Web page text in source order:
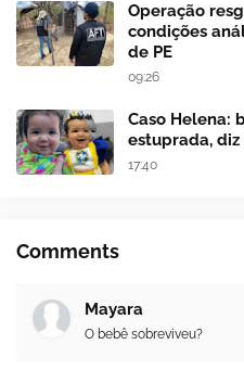
Operação
condições
de PE
09:26
Caso Helena:
estuprada,
17:40
Comments
Mayara
O bebê sobreviveu?